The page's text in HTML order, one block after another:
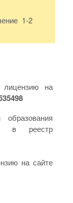
1-2
на
в реестр
на сайте